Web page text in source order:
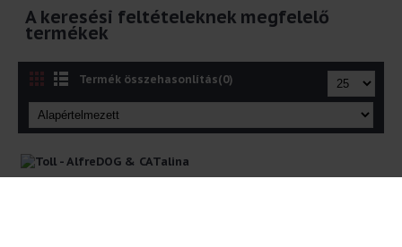
A keresési feltételeknek megfelelő
termékek
Termék összehasonlítás(0)